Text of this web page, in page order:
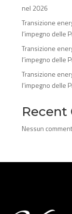
nel 2026
Transizione
l’impegno delle
Transizione
l’impegno delle
Transizione
l’impegno delle
Recent
Nessun